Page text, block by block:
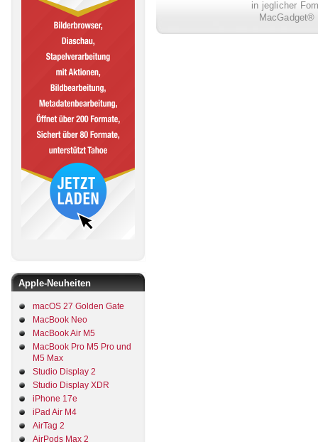
Apple-Neuheiten
macOS 27 Golden Gate
MacBook Neo
MacBook Air M5
MacBook Pro M5 Pro und
M5 Max
Studio Display 2
Studio Display XDR
iPhone 17e
iPad Air M4
AirTag 2
AirPods Max 2
in jeglicher
MacGadget®